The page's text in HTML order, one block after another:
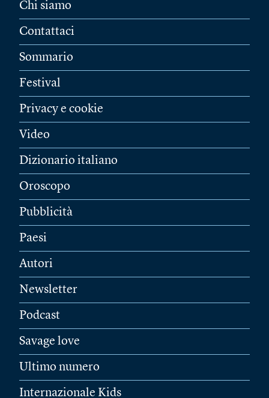
Chi siamo
Contattaci
Sommario
Festival
Privacy e cookie
Video
Dizionario italiano
Oroscopo
Pubblicità
Paesi
Autori
Newsletter
Podcast
Savage love
Ultimo numero
Internazionale Kids